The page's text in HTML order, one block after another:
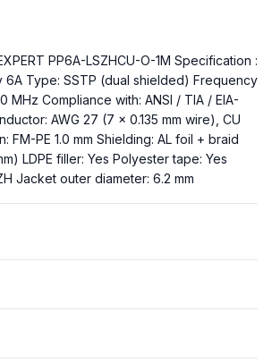
PP6A-LSZHCU-O-1M Specification :
6A Type: SSTP (dual shielded) Frequency
MHz Compliance with: ANSI / TIA / EIA-
AWG 27 (7 x 0.135 mm wire), CU
FM-PE 1.0 mm Shielding: AL foil + braid
LDPE filler: Yes Polyester tape: Yes
Jacket outer diameter: 6.2 mm